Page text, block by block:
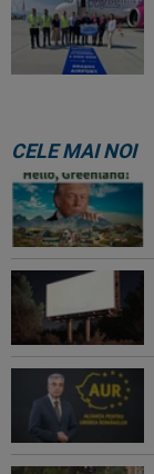
CELE MAI NOI